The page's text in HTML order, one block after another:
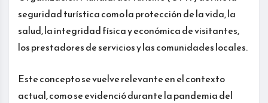
seguridad turística como la protección de la vida, la
salud, la integridad física y económica de visitantes,
los prestadores de servicios y las comunidades locales.
Este concepto se vuelve relevante en el contexto
actual, como se evidenció durante la pandemia del